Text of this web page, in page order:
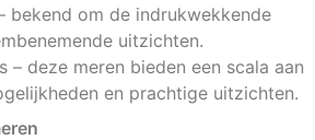
bekend om de indrukwekkende
uitzichten.
– deze meren bieden een scala aan
en prachtige uitzichten.